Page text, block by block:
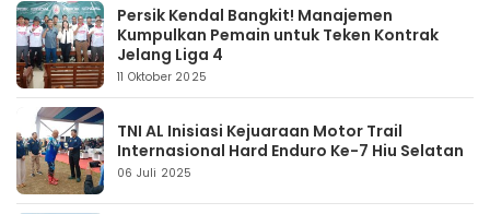
Persik Kendal Bangkit! Manajemen
Kumpulkan Pemain untuk Teken Kontrak
Jelang Liga 4
11 Oktober 2025
TNI AL Inisiasi Kejuaraan Motor Trail
Internasional Hard Enduro Ke-7 Hiu Selatan
06 Juli 2025